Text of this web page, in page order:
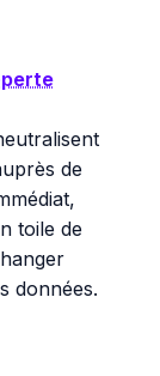
de
toile de
données.